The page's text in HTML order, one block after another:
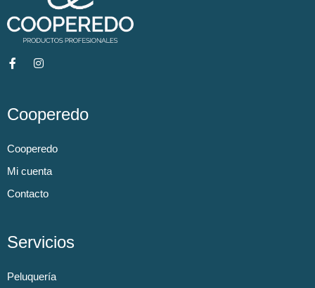
Cooperedo
Cooperedo
Mi cuenta
Contacto
Servicios
Peluquería